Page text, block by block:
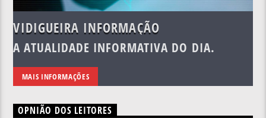
VIDIGUEIRA INFORMAÇÃO
A ATUALIDADE INFORMATIVA DO DIA.
MAIS INFORMAÇÕES
OPNIÃO DOS LEITORES